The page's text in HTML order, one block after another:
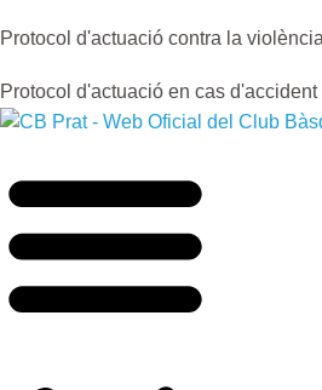
Protocol d'actuació contra la violència
Protocol d'actuació en cas d'accident